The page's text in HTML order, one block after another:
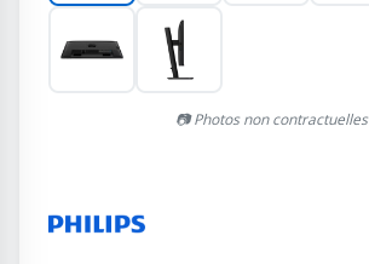
📷 Photos non contractuelles